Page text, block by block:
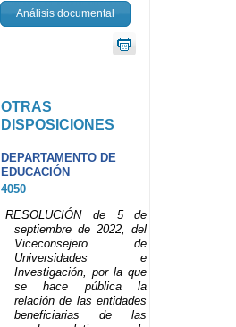
Análisis documental
OTRAS
DISPOSICIONES
DEPARTAMENTO DE
EDUCACIÓN
4050
RESOLUCIÓN de 5 de
septiembre de 2022, del
Viceconsejero de
Universidades e
Investigación, por la que
se hace pública la
relación de las entidades
beneficiarias de las